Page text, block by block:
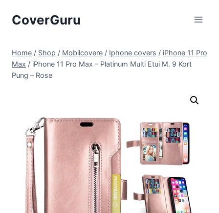
CoverGuru
Home / Shop / Mobilcovere / Iphone covers / iPhone 11 Pro
Max / iPhone 11 Pro Max – Platinum Multi Etui M. 9 Kort
Pung – Rose